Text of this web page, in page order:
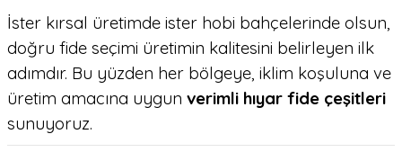
İster kırsal üretimde ister hobi bahçelerinde olsun,
doğru fide seçimi üretimin kalitesini belirleyen ilk
adımdır. Bu yüzden her bölgeye, iklim koşuluna ve
üretim amacına uygun verimli hıyar fide çeşitleri
sunuyoruz.